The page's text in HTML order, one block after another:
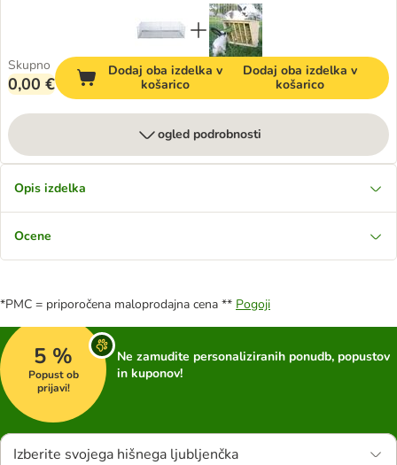
Skupno
0,00 €
Dodaj oba izdelka v
košarico
Dodaj oba izdelka v
košarico
ogled podrobnosti
Opis izdelka
Ocene
*PMC = priporočena maloprodajna cena ** Pogoji
5 %
Popust ob
prijavi!
Ne zamudite personaliziranih ponudb, popustov
in kuponov!
Izberite svojega hišnega ljubljenčka